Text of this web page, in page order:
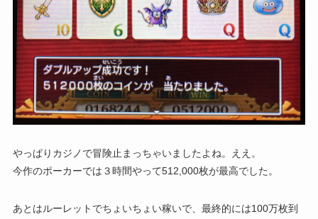
やっぱりカジノで冒険止まっちゃいましたよね。ええ。
今作のポーカーでは３時間やって512,000枚が最高でした。
あとはルーレットでちょいちょい稼いで、最終的には100万枚到